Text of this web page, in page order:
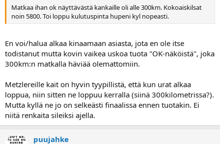
Matkaa ihan ok näyttävästä kankaille oli alle 300km. Kokoaiskilsat
noin 5800. Toi loppu kulutuspinta hupeni kyl nopeasti.
En voi/halua alkaa kinaamaan asiasta, jota en ole itse
todistanut mutta kovin vaikea uskoa tuota "OK-näköistä", joka
300km:n matkalla häviää olemattomiin.
Metzlereille kait on hyvin tyypillistä, että kun urat alkaa
loppua, niin sitten ne loppuu kerralla (siinä 300kilometrissa?).
Mutta kyllä ne jo on selkeästi finaalissa ennen tuotakin. Ei
niitä renkaita sileiksi ajella.
puujahke